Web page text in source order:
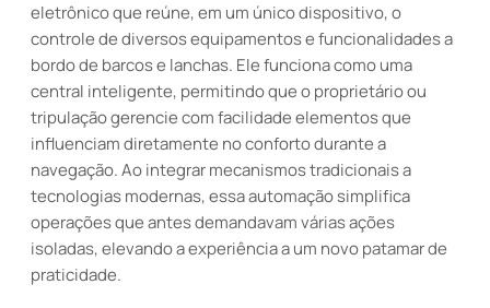
eletrônico que reúne, em um único dispositivo, o
controle de diversos equipamentos e funcionalidades a
bordo de barcos e lanchas. Ele funciona como uma
central inteligente, permitindo que o proprietário ou
tripulação gerencie com facilidade elementos que
influenciam diretamente no conforto durante a
navegação. Ao integrar mecanismos tradicionais a
tecnologias modernas, essa automação simplifica
operações que antes demandavam várias ações
isoladas, elevando a experiência a um novo patamar de
praticidade.